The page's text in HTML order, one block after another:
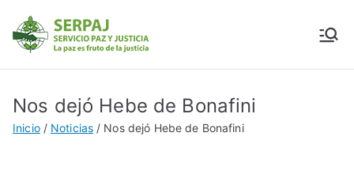
Nos dejó Hebe de Bonafini
Inicio Noticias Nos dejó Hebe de Bonafini